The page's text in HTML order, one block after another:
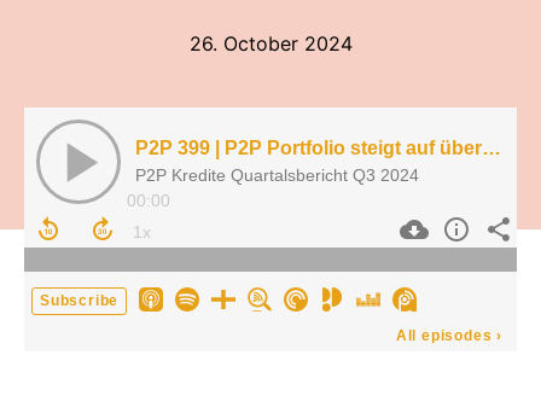
26. October 2024
P2P 399 | P2P Portfolio steigt auf über 433.000 EUR
P2P Kredite Quartalsbericht Q3 2024
00:00
Subscribe
All episodes ›